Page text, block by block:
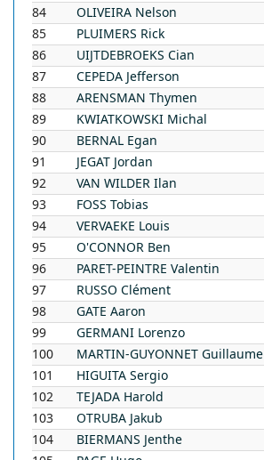
84
OLIVEIRA Nelson
85
PLUIMERS Rick
86
UIJTDEBROEKS Cian
87
CEPEDA Jefferson
88
ARENSMAN Thymen
89
KWIATKOWSKI Michal
90
BERNAL Egan
91
JEGAT Jordan
92
VAN WILDER Ilan
93
FOSS Tobias
94
VERVAEKE Louis
95
O'CONNOR Ben
96
PARET-PEINTRE Valentin
97
RUSSO Clément
98
GATE Aaron
99
GERMANI Lorenzo
100
MARTIN-GUYONNET Guillaume
101
HIGUITA Sergio
102
TEJADA Harold
103
OTRUBA Jakub
104
BIERMANS Jenthe